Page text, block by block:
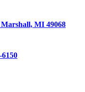
MI 49068